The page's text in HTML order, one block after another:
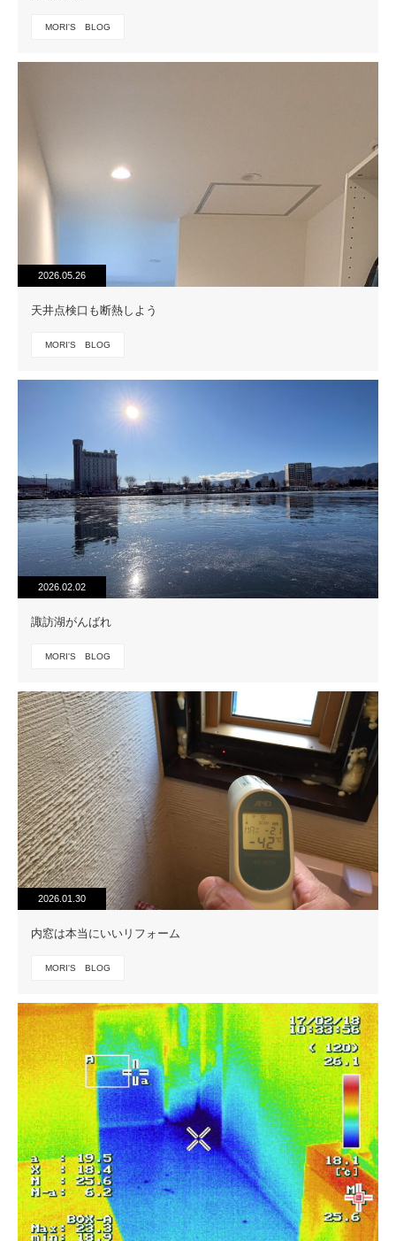
MORI'S BLOG
2026.05.26
天井点検口も断熱しよう
MORI'S BLOG
2026.02.02
諏訪湖がんばれ
MORI'S BLOG
2026.01.30
内窓は本当にいいリフォーム
MORI'S BLOG